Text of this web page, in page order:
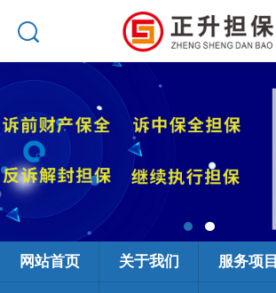
网站首页 关于我们 服务项目